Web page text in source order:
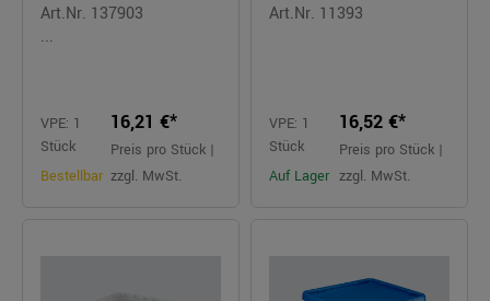
Art.Nr. 137903
...
VPE: 1
Stück
Bestellbar
16,21 €*
Preis pro Stück |
zzgl. MwSt.
Art.Nr. 11393
VPE: 1
Stück
Auf Lager
16,52 €*
Preis pro Stück |
zzgl. MwSt.